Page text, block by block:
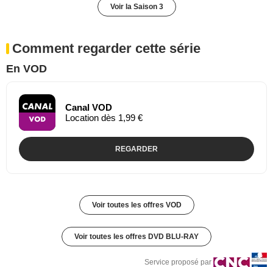
Voir la Saison 3
Comment regarder cette série
En VOD
Canal VOD
Location dès 1,99 €
REGARDER
Voir toutes les offres VOD
Voir toutes les offres DVD BLU-RAY
Service proposé par